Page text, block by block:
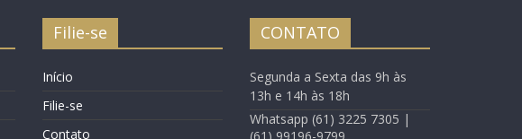
Filie-se
Início
Filie-se
Contato
CONTATO
Segunda a Sexta das 9h às
13h e 14h às 18h
Whatsapp (61) 3225 7305 |